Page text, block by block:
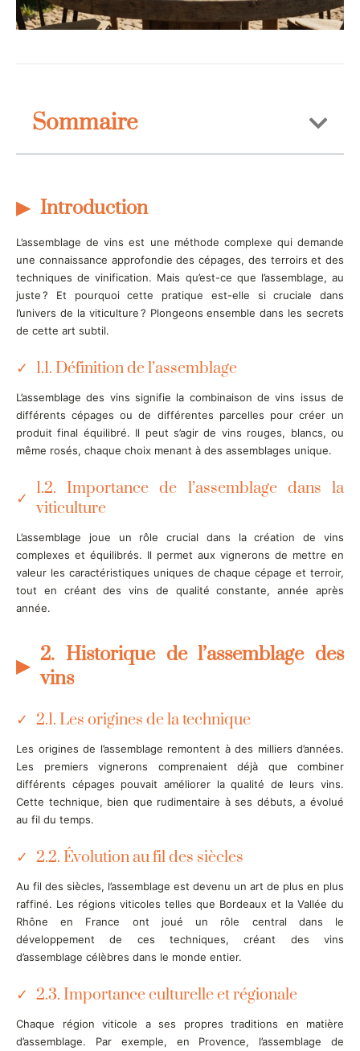
Sommaire
Introduction
L’assemblage de vins est une méthode complexe qui demande
une connaissance approfondie des cépages, des terroirs et des
techniques de vinification. Mais qu’est-ce que l’assemblage, au
juste ? Et pourquoi cette pratique est-elle si cruciale dans
l’univers de la viticulture ? Plongeons ensemble dans les secrets
de cette art subtil.
1.1. Définition de l’assemblage
L’assemblage des vins signifie la combinaison de vins issus de
différents cépages ou de différentes parcelles pour créer un
produit final équilibré. Il peut s’agir de vins rouges, blancs, ou
même rosés, chaque choix menant à des assemblages unique.
1.2. Importance de l’assemblage dans la
viticulture
L’assemblage joue un rôle crucial dans la création de vins
complexes et équilibrés. Il permet aux vignerons de mettre en
valeur les caractéristiques uniques de chaque cépage et terroir,
tout en créant des vins de qualité constante, année après
année.
2. Historique de l’assemblage des
vins
2.1. Les origines de la technique
Les origines de l’assemblage remontent à des milliers d’années.
Les premiers vignerons comprenaient déjà que combiner
différents cépages pouvait améliorer la qualité de leurs vins.
Cette technique, bien que rudimentaire à ses débuts, a évolué
au fil du temps.
2.2. Évolution au fil des siècles
Au fil des siècles, l’assemblage est devenu un art de plus en plus
raffiné. Les régions viticoles telles que Bordeaux et la Vallée du
Rhône en France ont joué un rôle central dans le
développement de ces techniques, créant des vins
d’assemblage célèbres dans le monde entier.
2.3. Importance culturelle et régionale
Chaque région viticole a ses propres traditions en matière
d’assemblage. Par exemple, en Provence, l’assemblage de